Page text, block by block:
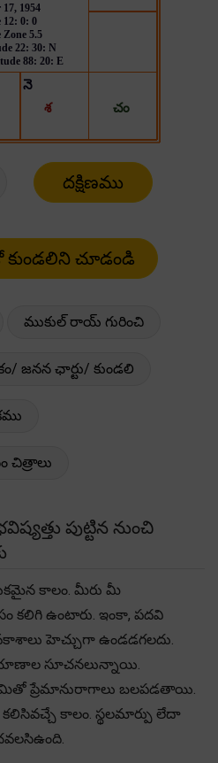
దక్షిణము
ముకుల్ రాయ్ గురించి
జనన ఛార్టు/ కుండలి
చిత్రాలు
పుట్టిన నుంచి
కాలం. మీరు మీ
కలిగి ఉంటారు. ఇంకా, పదవి
హెచ్చుగా ఉండడగలదు.
సూచనలున్నాయి.
ప్రేమానురాగాలు బలపడతాయి.
కాలం. స్థలమార్పు లేదా